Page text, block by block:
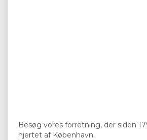
Besøg vores forretning, der siden
hjertet af København.